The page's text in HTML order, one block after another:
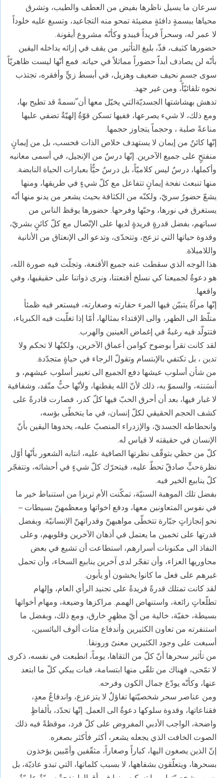
سرعان ما يسيل ناظرها بفيض من العطف والطيب، وتشرق
محياها ببسمةٍ دافئةٍ مضيئة تمحو منه التجاعيد، وتسبغ عليه خلوداً
لا عمر له، وسحراً فريداً فيبدو وكأنّه مشروع أيقونة.
حضورها كثيف، فذّ، بليغ التأثير. من يقف في إزائه يداخله اليقين
بأنّه لن يصادف أبداّ حضوراً مماثلاً في حياته. فمع أنّها ليست ظاهريّاً
سوى جسمٍ نحيف ضعيف وهزيل، في أبسط زيٍّ وأفقره، تجتذب
نحوه تلقائيّاً، ومن غير جهد.
تدهش بهشاشتها الجسديّةالتي يخيّل معها أن ّنسمةً قد تطيح بها،
ومع ذلك، لا شيء يصرعها، ففيها تسكن قوّةٌ إلهيّةٌ تضفي عليها
مناعةً صلبة ، وحجماً يتجاوز حجمها.
إنّها كائنٌ من إيمان لا يستهدف خلاص الذات فحسب، بل من إيمانٍ
منفتحٍ على جميع الآخرين. إنّها درسٌ من الإنجيل، في أسمى معانيه
وأكملها، درسٌ ليس كلاميّاً، بل درسٌ حيٌّأ بعبارات الحياة النابضة.
منها تنبعث نفحة إيمانٍ تتفاعل مع كلّ شيءٍ في طريقها، ومنها
يشعّ حضورٌ سريّ، ولكنّه من الكثافة بحيث يشعر من يدنو منها أنّه
يستغرق في نورها، وحبّها وفرحها. حضورها يوقظ الناس من
سباتهم، بفضل قدرةٍ فريدةٍ لديها على الإتّصال مع كلّ كائنٍ بشريّ،
وقدوة حياتها التي تزعج، وتتحدّى، وتدعو الى الإنعتاق من الأنانية
واللامبلاة.
هذا الوجه الذي سقطت عنه جميع الأقنعة، وتجلّت فيه صورة الله،
هو دعوةٌ لجميعنا كي نسلخ أقنعتنا، ونرى ذواتنا على حقيقيها، وفي
واقعها.
إنّها مرآةٌ يتبيّن فيها المرء حقارته وصغارته، فيستعر فيه ظمئأ
متلّظ الى الطهر، والى الإقتداء بمثالها، أمّا إذا تغلّبت فيه الكبرياء،
فتتولّد فيه رغبةٌ في إغماض العينين والهرب.
لقد كانت تقرأ بوضوح كوامن أعماق الآخرين، ولكنّها لا تحكم ولا
تدين ، بل تكتفي بالإبتسام وتقولّ الرجاء في حياةٍ متجدّدة.
من شأن أسلوب عيشها دفع الجميع الى تغيير أسلوب عيشهم، و
أنسَنته، والسموّ به، ذلك لأنّ الله يقطنها، ولأنّها حبٌّ متّقد، وشفافية
لا غبار فيها، بعد أن أحرق الحبّ فيها كلّ كدر، فصارت قادرةً على
كشف الحجم الحقيقي لكلّ إنسان، في ما يتخطّى بؤسه،
وانحطاطه الجسديّ، والإزدراء المنصبّ عليه، يحدوها اليقين بأنّ
الإنسان في حقيقته لا قياس له.
كلّ من حظي بتوقّف نظرتها الصافية عليه، انتابه الشعور بأنّها أوّل
نظرةحبٍّ صادقّ تحطّ عليه، فيتحرّك كلّ شيءٍ في أحشائه، وتتفجّر
كلّ ينابيع الخير فيه.
بفضل تلك الموهبة السنيّة، تمكّنت الأم تريزا من استنباط خير ما
في نفوس المتعاونين معها، ودفع اخواتها ومعظمهنّ بسيطات –
نحو إنجازاتٍ جبّارة تتخطّى مواهبهنّ وقدراتهنّ الإنسانيّة. وبفضل
قدرتها على تخمين ما يعتمل في أذهان الآخرين وقلوبهم، وعلى
النفاذ الى مكنونات أسرارهم، استطاعت أن تشيع في بعض
محاوريها العزاء، وأن تفجّر لدى آخرين ينابيع السخاء، وأن تحمل
غيرهم على فعل ما كانوا يخشون أو يأبون.
لقد كانت تمتلك قدرةً فريدةً على تجنيد الرأي العام، وإلهام
تطلّعاتٍ رائعة، واستنهاض الهمم. مراكزها وضيعة، ومهام أخواتها
بسيطة، خفيّة، خالية من أيّ مظهرٍ خارق، ومع ذلك، وبفضل ما
استنفرته من تعاون الكثيرين وأندفاع مئات ألوف البائسين،
أسبغت على وجود الكثيرين معنىً ورونقا.
من تأثير سحرها أنّ كلّ من التقاها، يوماً، انطبعت في نفسه، ذكرى
لا تمّحى، فهناك من تلقّى منها ابتسامة، فبات يبكي كلّ ما ابتعد
عنها، وكأنّه يودّع جمال الكون وفرحه.
ومن عناصر سحر شخصيّتها تفاؤلٌ لا يتزعزع، واندفاعٌ معدٍ،
فقناعاتها، وقدوة سلوكها دعوةٌ الى العمل. إنّها تحدّد، بألفاظٍ
واضحة، الواجب الأدبي المفروض على كلّ فرد، موقظةً فيه ذلك
الصوت الخافت الذي يجعله يشعر، أكثر فأكثر بصغره.
إنّ الذين يصغون اليها، كباراً وصغاراً، مثقّفين وأمّيين يؤخذون
بسحرها، ويتعلّقون بشفاهها، لا بسبب كلماتها، التي تبدو عاديّة، بل